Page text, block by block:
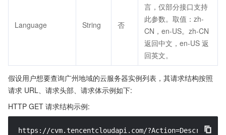
Language String 否
言，仅部分接口支持
此参数。取值：zh-
CN，en-US。zh-CN
返回中文，en-US 返
回英文。
假设用户想要查询广州地域的云服务器实例列表，其请求结构按照
请求 URL、请求头部、请求体示例如下:
HTTP GET 请求结构示例:
https://cvm.tencentcloudapi.com/